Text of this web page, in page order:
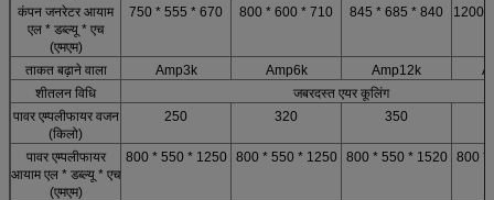
कंपन जनरेटर आयाम
एल * डब्ल्यू * एच
(एमएम)
750 * 555 * 670 800 * 600 * 710 845 * 685 * 840 1200
ताकत बढ़ाने वाला Amp3k Amp6k Amp12k
शीतलन विधि
जबरदस्त एयर कूलिंग
पावर एम्पलीफायर वजन
(किलो)
250 320 350
पावर एम्पलीफायर
आयाम एल * डब्ल्यू * एच
(एमएम)
800 * 550 * 1250 800 * 550 * 1250 800 * 550 * 1520 800 *